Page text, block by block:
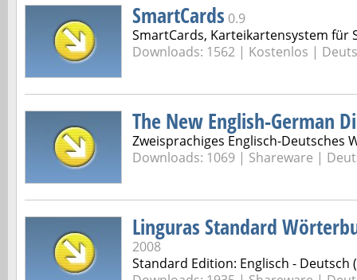
SmartCards 0.9
SmartCards, Karteikartensystem für
Downloads: 1562 | Kostenlos |
The New English-German
Zweisprachiges Englisch-Deutsches
Downloads: 1069 | Shareware |
Linguras Standard
2008
Standard Edition: Englisch - Deutsch